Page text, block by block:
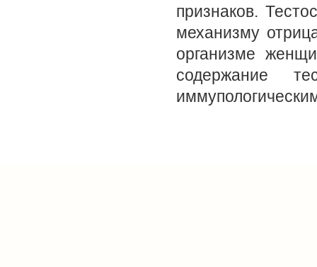
признаков.
механизму
организме
содержание